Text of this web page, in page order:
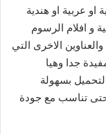
او عربية او هندية
و افلام الرسوم
الاخرى التي
جدا وهيا
بسهولة
حتى تناسب مع جودة